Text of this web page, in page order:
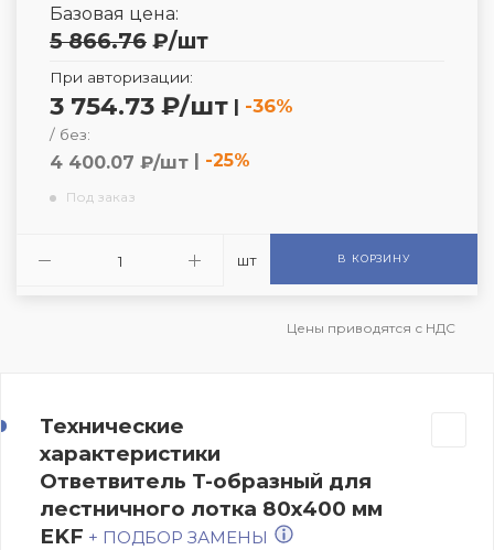
Базовая цена:
5 866.76 ₽/шт
При авторизации:
3 754.73 ₽/шт | -36%
/ без:
4 400.07 ₽/шт | -25%
Под заказ
шт В КОРЗИНУ
Цены приводятся с НДС
Технические
характеристики
Ответвитель T-образный для
лестничного лотка 80х400 мм
EKF + ПОДБОР ЗАМЕНЫ